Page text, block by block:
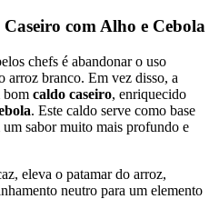
com Alho e Cebola
chefs é abandonar o uso
arroz branco. Em vez disso, a
bom caldo caseiro, enriquecido
. Este caldo serve como base
sabor muito mais profundo e
eleva o patamar do arroz,
neutro para um elemento